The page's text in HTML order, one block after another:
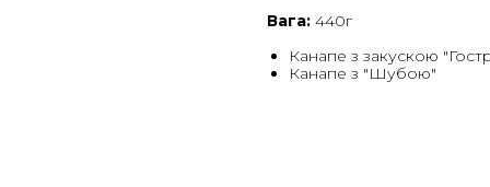
Вага: 440г
Канапе з закускою
Канапе з "Шубою"